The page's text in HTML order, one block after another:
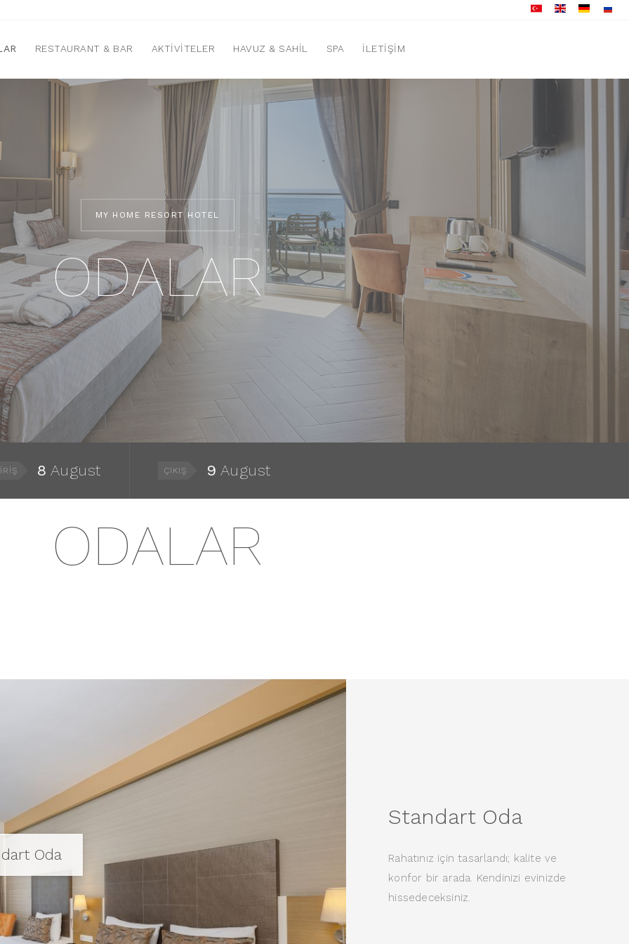
RESTAURANT & BAR AKTIVITELER HAVUZ & SAHIL SPA İLETIŞIM
MY HOME RESORT HOTEL
ODALAR
8 August ÇIKIŞ 9 August
ODALAR
Oda
Standart Oda
Rahatınız için tasarlandı; kalite ve
konfor bir arada. Kendinizi evinizde
hissedeceksiniz.